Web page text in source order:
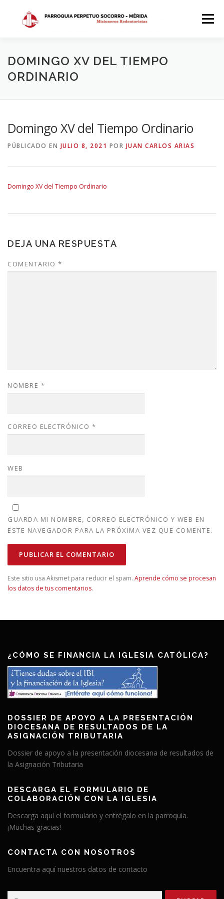
contenido
Menú
INICIO DÓNDE ESTAMOS HISTORIA
SACRAMENTOS CALENDARIO PARROQUIAL 2024
DOMINGO XV DEL TIEMPO
ORDINARIO
Domingo XV del Tiempo Ordinario
PÚBLICADO EN JULIO 8, 2021 POR JUAN CARLOS ARIAS
Domingo XV del Tiempo Ordinario
DEJA UNA RESPUESTA
COMENTARIO *
NOMBRE *
CORREO ELECTRÓNICO *
WEB
GUARDA MI NOMBRE, CORREO ELECTRÓNICO Y WEB EN
ESTE NAVEGADOR PARA LA PRÓXIMA VEZ QUE COMENTE.
Este sitio usa Akismet para reducir el spam. Aprende cómo se procesan
los datos de tus comentarios.
¿CÓMO SE FINANCIA LA IGLESIA CATÓLICA?
DOSSIER DE APOYO A LA PRESENTACIÓN
DIOCESANA DE RESULTADOS DE LA
ASIGNACIÓN TRIBUTARIA
Dossier de apoyo a la presentación diocesana de resultados de
la Asignación Tributaria
DESCARGA EL FORMULARIO DE
COLABORACIÓN CON LA IGLESIA
Descarga aquí el formulario y entrégalo en la parroquia.
¡Muchas gracias!
CONTACTA CON NOSOTROS
Encuentra aquí nuestros datos de contacto